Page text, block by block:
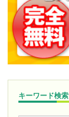
キーワード検索